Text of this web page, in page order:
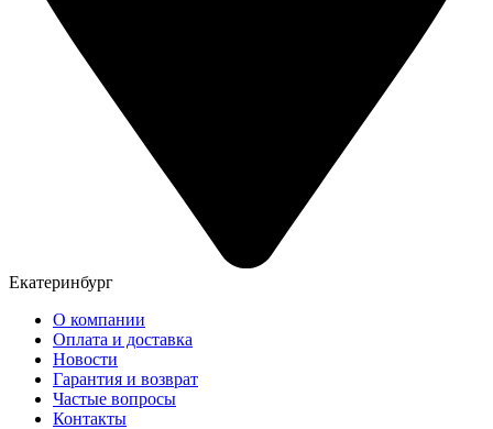
Екатеринбург
О компании
Оплата и доставка
Новости
Гарантия и возврат
Частые вопросы
Контакты